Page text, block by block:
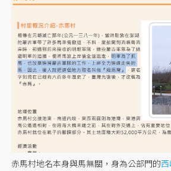
赤馬村地名本身與馬無關，身為公部門的